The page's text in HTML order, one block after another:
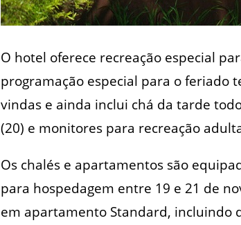
O hotel oferece recreação especial
programação especial para o feriado
vindas e ainda inclui chá da tarde
(20) e monitores para recreação
Os chalés e apartamentos são
para hospedagem entre 19 e 21 de
em apartamento Standard, incluindo